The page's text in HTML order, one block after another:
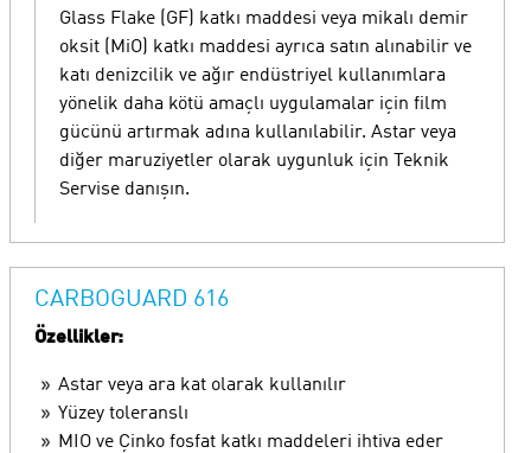
Glass Flake (GF) katkı maddesi veya mikalı demir
oksit (MiO) katkı maddesi ayrıca satın alınabilir ve
katı denizcilik ve ağır endüstriyel kullanımlara
yönelik daha kötü amaçlı uygulamalar için film
gücünü artırmak adına kullanılabilir. Astar veya
diğer maruziyetler olarak uygunluk için Teknik
Servise danışın.
CARBOGUARD 616
Özellikler:
Astar veya ara kat olarak kullanılır
Yüzey toleranslı
MIO ve Çinko fosfat katkı maddeleri ihtiva eder